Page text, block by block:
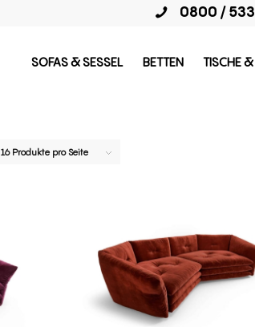
0800 /
SOFAS & SESSEL BETTEN TISCHE
16 Produkte pro Seite